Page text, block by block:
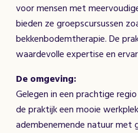
voor mensen met
bieden ze groepscursussen
bekkenbodemtherapie. De
waardevolle expertise en
De omgeving:
Gelegen in een prachtige
de praktijk een mooie
adembenemende natuur met